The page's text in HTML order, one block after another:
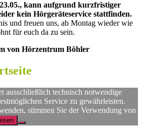
kann aufgrund kurzfristiger
kein Hörgeräteservice stattfinden.
und freuen uns, ab Montag wieder wie
für euch da zu sein.
von Hörzentrum Böhler
ausschließlich technisch notwendige
Service zu gewährleisten.
stimmen Sie der Verwendung von